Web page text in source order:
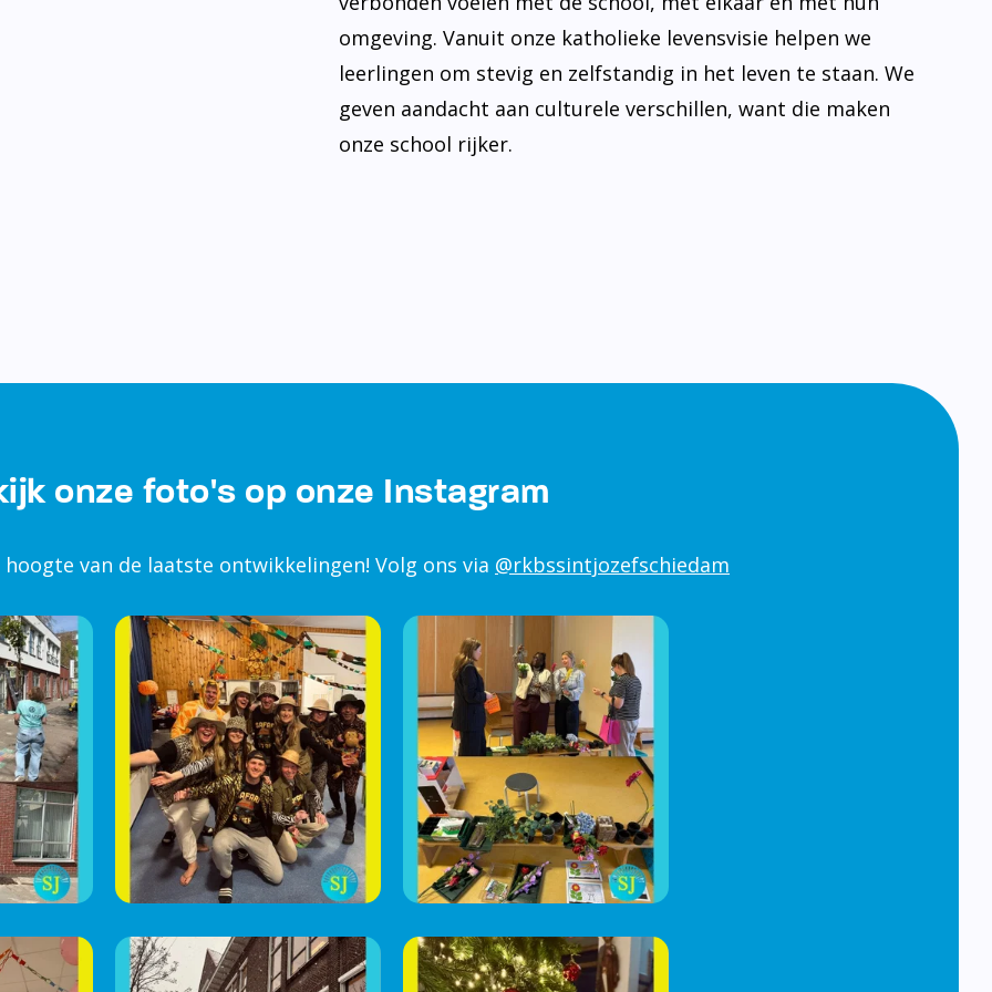
omgeving. Vanuit onze katholieke levensvisie helpen we
leerlingen om stevig en zelfstandig in het leven te staan. We
geven aandacht aan culturele verschillen, want die maken
onze school rijker.
onze foto's op onze Instagram
van de laatste ontwikkelingen! Volg ons via @rkbssintjozefschiedam